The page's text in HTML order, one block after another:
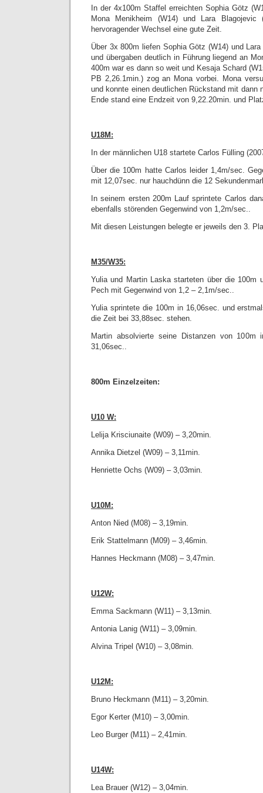
In der 4x100m Staffel erreichten Sophia Götz
Mona Menikheim (W14) und Lara Blagojevic
hervoragender Wechsel eine gute Zeit.
Über 3x 800m liefen Sophia Götz (W14) und
und übergaben deutlich in Führung liegend an
400m war es dann so weit und Kesaja Schard
PB 2,26.1min.) zog an Mona vorbei. Mona
und konnte einen deutlichen Rückstand mit dann
Ende stand eine Endzeit von 9,22.20min. und
U18M:
In der männlichen U18 startete Carlos Fülling
Über die 100m hatte Carlos leider 1,4m/sec.
mit 12,07sec. nur hauchdünn die 12
In seinem ersten 200m Lauf sprintete Carlos
ebenfalls störenden Gegenwind von 1,2m/sec..
Mit diesen Leistungen belegte er jeweils den 3.
M35/W35:
Yulia und Martin Laska starteten über die 100m
Pech mit Gegenwind von 1,2 – 2,1m/sec..
Yulia sprintete die 100m in 16,06sec. und
die Zeit bei 33,88sec. stehen.
Martin absolvierte seine Distanzen von 100m
31,06sec..
800m Einzelzeiten:
U10 W:
Lelija Krisciunaite (W09) – 3,20min.
Annika Dietzel (W09) – 3,11min.
Henriette Ochs (W09) – 3,03min.
U10M:
Anton Nied (M08) – 3,19min.
Erik Stattelmann (M09) – 3,46min.
Hannes Heckmann (M08) – 3,47min.
U12W:
Emma Sackmann (W11) – 3,13min.
Antonia Lanig (W11) – 3,09min.
Alvina Tripel (W10) – 3,08min.
U12M:
Bruno Heckmann (M11) – 3,20min.
Egor Kerter (M10) – 3,00min.
Leo Burger (M11) – 2,41min.
U14W:
Lea Brauer (W12) – 3,04min.